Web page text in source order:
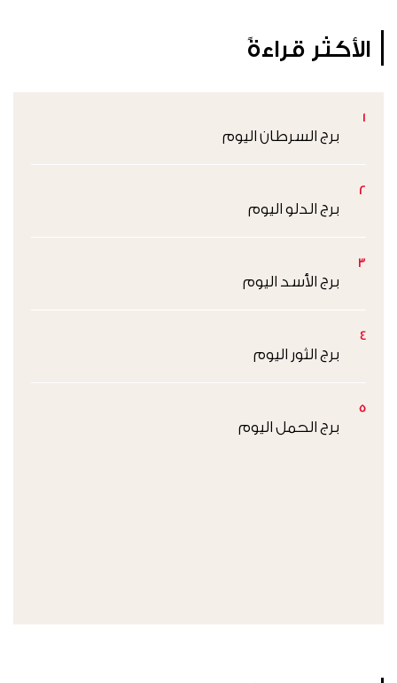
الأكثر قراءةً
1
برج السرطان اليوم
2
برج الدلو اليوم
3
برج الأسد اليوم
4
برج الثور اليوم
5
برج الحمل اليوم